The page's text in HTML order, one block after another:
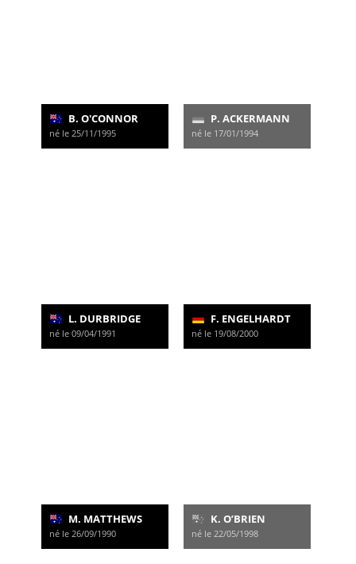
B. O'CONNOR
né le 25/11/1995
P. ACKERMANN
né le 17/01/1994
L. DURBRIDGE
né le 09/04/1991
F. ENGELHARDT
né le 19/08/2000
M. MATTHEWS
né le 26/09/1990
K. O’BRIEN
né le 22/05/1998